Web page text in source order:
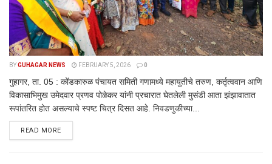
BYGUHAGAR NEWS FEBRUARY 5, 2026 0
गुहागर, ता. 05 : कोंडकारुळ पंचायत समिती गणामध्ये महायुतीचे तरुण, कर्तृत्ववान आणि
विकासाभिमुख उमेदवार प्रणव पोळेकर यांनी प्रचारात घेतलेली मुसंडी आता झंझावातात
रूपांतरित होत असल्याचे स्पष्ट चित्र दिसत आहे. निवडणुकीच्या...
READ MOREDETAILS